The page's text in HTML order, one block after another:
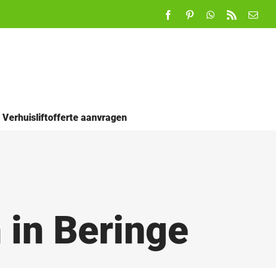
FacebookPinterestWhatsApp
Rss
E-
Verhuisliftofferte aanvragen
Beringe